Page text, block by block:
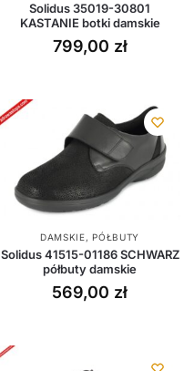
Solidus 35019-30801
KASTANIE botki damskie
799,00 zł
DAMSKIE,PÓŁBUTY
Solidus 41515-01186 SCHWARZ
półbuty damskie
569,00 zł